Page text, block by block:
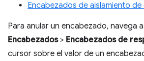
Encabezados de aislamiento
Para anular un encabezado, navega a
Encabezados> Encabezados de
cursor sobre el valor de un